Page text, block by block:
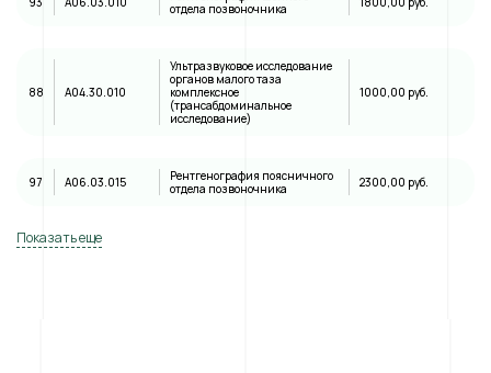
отдела позвоночника
88 А04.30.010
Ультразвуковое исследование
органов малого таза
комплексное
(трансабдоминальное
исследование)
1000,00 руб.
97 A06.03.015
Рентгенография поясничного
отдела позвоночника
2300,00 руб.
Показать еще